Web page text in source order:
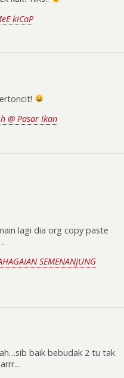
kiCaP
@ Pasar Ikan
lagi dia org copy paste
SEMENANJUNG
baik bebudak 2 tu tak